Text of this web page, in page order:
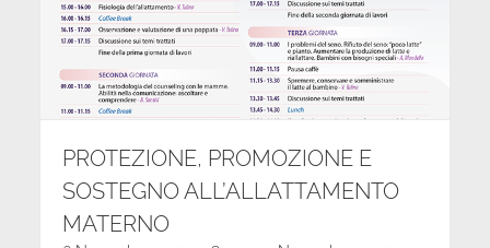
PROTEZIONE, PROMOZIONE E
SOSTEGNO ALL’ALLATTAMENTO
MATERNO